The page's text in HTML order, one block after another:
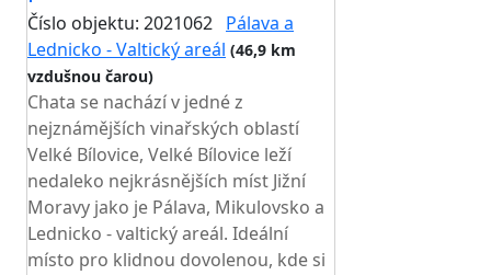
Číslo objektu: 2021062 Pálava a
Lednicko - Valtický areál (46,9 km
vzdušnou čarou)
Chata se nachází v jedné z
nejznámějších vinařských oblastí
Velké Bílovice, Velké Bílovice leží
nedaleko nejkrásnějších míst Jižní
Moravy jako je Pálava, Mikulovsko a
Lednicko - valtický areál. Ideální
místo pro klidnou dovolenou, kde si